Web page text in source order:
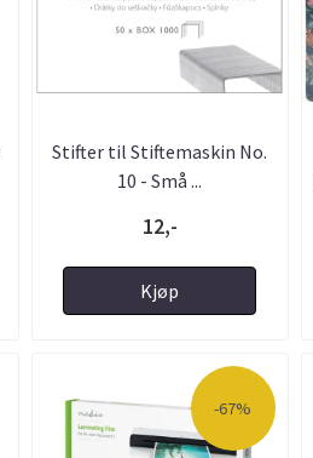
Stifter til Stiftemaskin No.
10 - Små ...
12,-
Kjøp
-67%